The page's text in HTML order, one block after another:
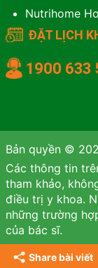
Nutrihome
ĐẶT LỊCH
1900 633
Bản quyền ©
Các thông tin
tham khảo,
điều trị y khoa.
những trường
của bác sĩ.
Share bài viết